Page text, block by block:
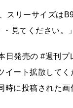
スリーサイズは
見てください。
発売の #週刊プ
ート拡散して
に投稿された